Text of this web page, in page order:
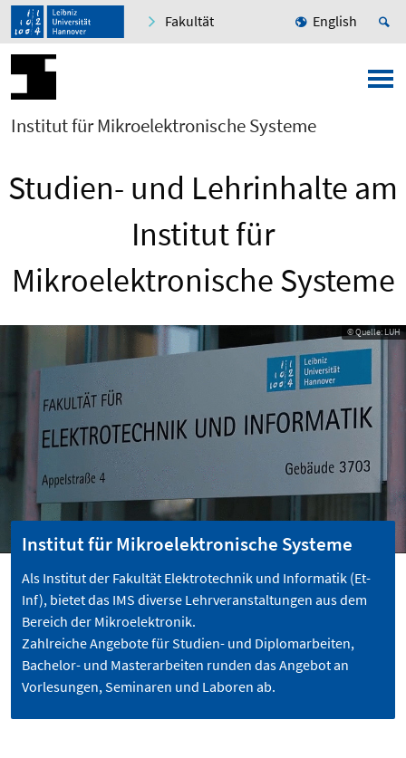
Fakultät English
Institut für Mikroelektronische Systeme
Studien- und Lehrinhalte am
Institut für
Mikroelektronische Systeme
© Quelle: LUH
Institut für Mikroelektronische Systeme
Als Institut der Fakultät Elektrotechnik und Informatik (Et-
Inf), bietet das IMS diverse Lehrveranstaltungen aus dem
Bereich der Mikroelektronik.
Zahlreiche Angebote für Studien- und Diplomarbeiten,
Bachelor- und Masterarbeiten runden das Angebot an
Vorlesungen, Seminaren und Laboren ab.